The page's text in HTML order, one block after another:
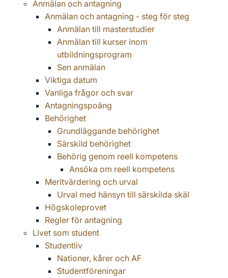
Anmälan och antagning
Anmälan och antagning - steg för steg
Anmälan till masterstudier
Anmälan till kurser inom
utbildningsprogram
Sen anmälan
Viktiga datum
Vanliga frågor och svar
Antagningspoäng
Behörighet
Grundläggande behörighet
Särskild behörighet
Behörig genom reell kompetens
Ansöka om reell kompetens
Meritvärdering och urval
Urval med hänsyn till särskilda skäl
Högskoleprovet
Regler för antagning
Livet som student
Studentliv
Nationer, kårer och AF
Studentföreningar